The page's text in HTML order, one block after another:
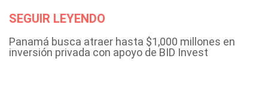
SEGUIR LEYENDO
Panamá busca atraer hasta $1,000 millones en
inversión privada con apoyo de BID Invest